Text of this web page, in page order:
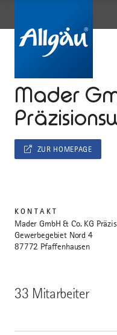
Mader
33 Mitarbeiter
ZUR HOMEPAGE
KONTAKT
Mader GmbH & Co. KG
Gewerbegebiet Nord 4
87772 Pfaffenhausen